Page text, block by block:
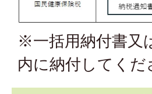
※一括用納付書又
内に納付してくだ